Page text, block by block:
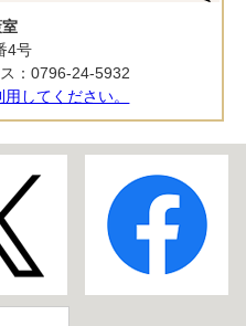
4号
：0796-24-5932
してください。